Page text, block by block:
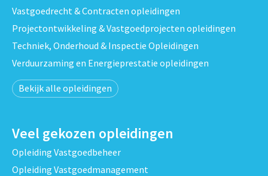
Vastgoedrecht & Contracten opleidingen
Projectontwikkeling & Vastgoedprojecten opleidingen
Techniek, Onderhoud & Inspectie Opleidingen
Verduurzaming en Energieprestatie opleidingen
Bekijk alle opleidingen
Veel gekozen opleidingen
Opleiding Vastgoedbeheer
Opleiding Vastgoedmanagement